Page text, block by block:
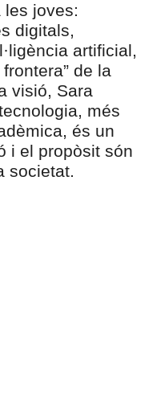
les joves:
digitals,
artificial,
de la
visió, Sara
més
és un
i el propòsit són
societat.